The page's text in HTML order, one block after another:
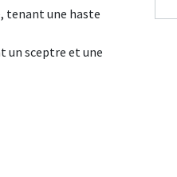
tenant une haste
un sceptre et une